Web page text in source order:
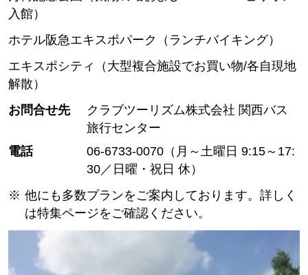
入館）
ホテル阪急エキスポパーク（ランチバイキング）
エキスポシティ（大型複合施設でお買い物/各自現地
解散）
お問合せ先
クラブツーリズム株式会社 関西バス
旅行センター
電話
06-6733-0070（月～土曜日 9:15～17:
30／日曜・祝日 休）
他にも多数プランをご案内しております。詳しく
は特集ページをご確認ください。